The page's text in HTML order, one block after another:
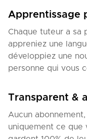
Apprentissage
Chaque tuteur a sa
appreniez une
développiez une
personne qui vous
Transparent &
Aucun
uniquement ce que